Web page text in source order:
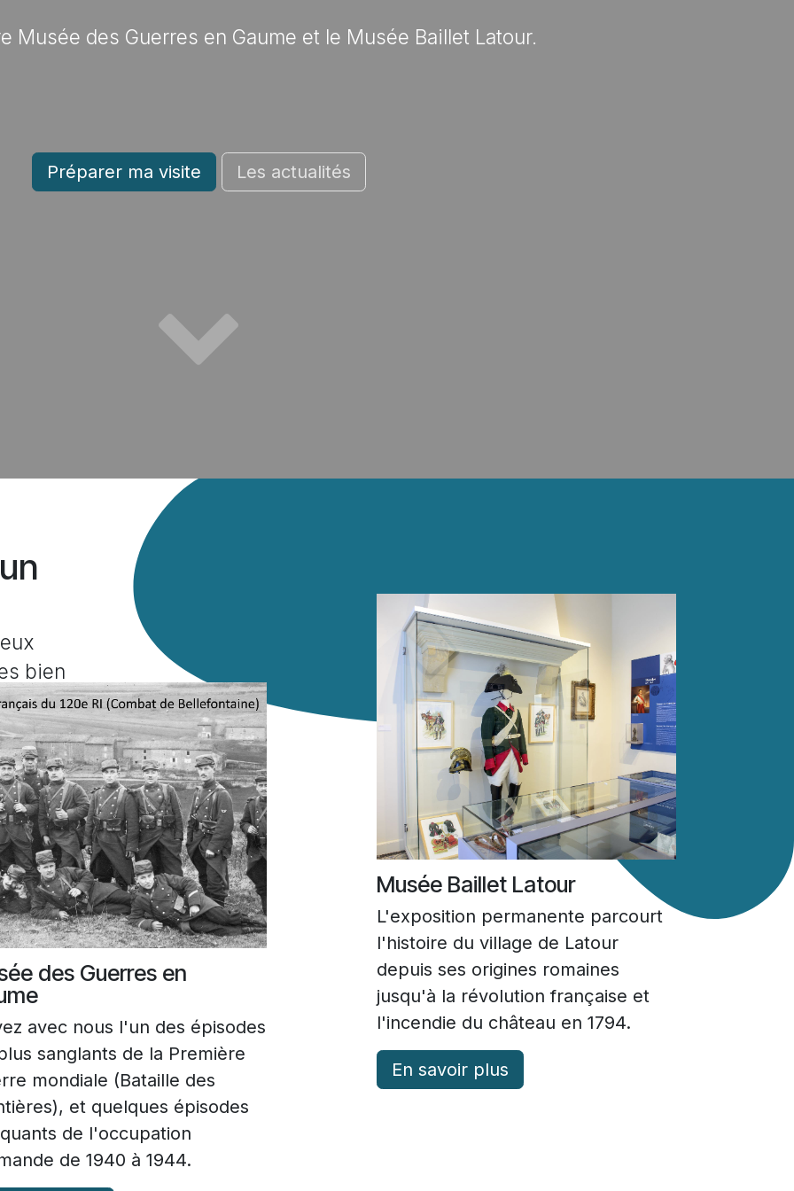
Musée des Guerres en Gaume et le Musée Baillet Latour.
Préparer ma visite Les actualités
bien
des Guerres en
avec nous l'un des épisodes
sanglants de la Première
mondiale (Bataille des
et quelques épisodes
de l'occupation
de 1940 à 1944.
Musée Baillet Latour
L'exposition permanente parcourt
l'histoire du village de Latour
depuis ses origines romaines
jusqu'à la révolution française et
l'incendie du château en 1794.
En savoir plus